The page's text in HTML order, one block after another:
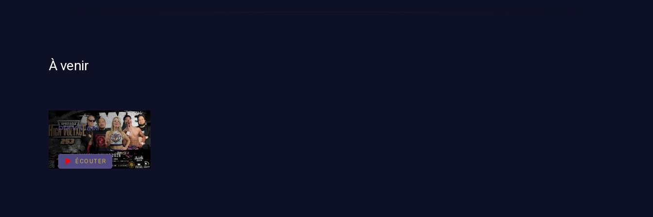
À venir
PROCHAIN
SPECTACLE
ÉCOUTER